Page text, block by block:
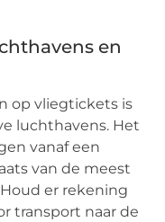
en
op vliegtickets is
luchthavens. Het
vanaf een
van de meest
er rekening
transport naar de